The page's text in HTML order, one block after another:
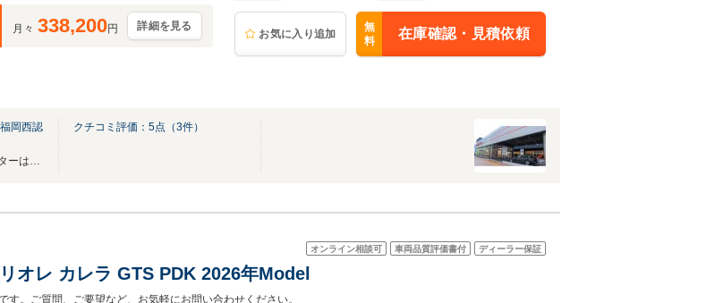
月々 338,200円 詳細を見る
お気に入り追加
無
料
在庫確認・見積依頼
岡西認
ポルシェセンター福岡 福岡西認定中古車センターは福重・姪浜ICより車で5分です。
クチコミ評価： 5点（3件）
オンライン相談可 車両品質評価書付 ディーラー保証
オレ カレラ GTS PDK 2026年Model
す。ご質問、ご要望など、お気軽にお問い合わせください。